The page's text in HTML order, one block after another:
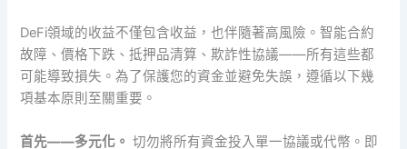
DeFi領域的收益不僅包含收益，也伴隨著高風險。智能合約
故障、價格下跌、抵押品清算、欺詐性協議——所有這些都
可能導致損失。為了保護您的資金並避免失誤，遵循以下幾
項基本原則至關重要。
首先——多元化。 切勿將所有資金投入單一協議或代幣。即